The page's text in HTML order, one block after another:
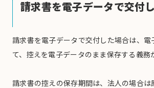
請求書を電子データで交付
請求書を電子データで交付した場合は、電
て、控えを電子データのまま保存する義務
請求書の控えの保存期間は、法人の場合